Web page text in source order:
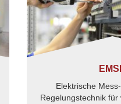
Elektrische
Regelungstechnik für